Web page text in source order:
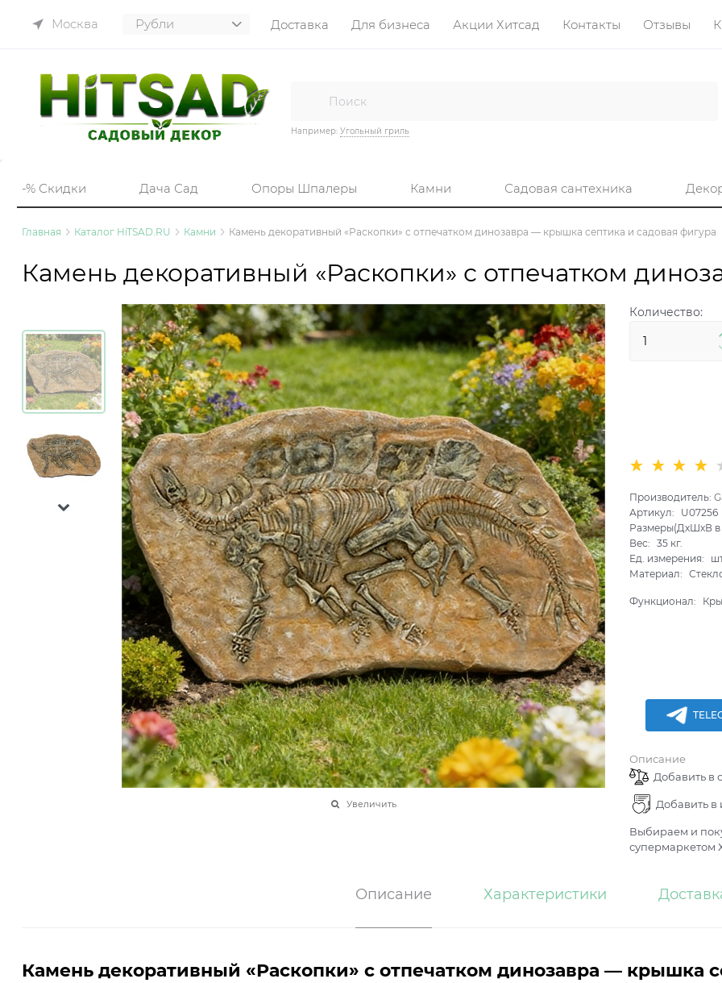
Москва Доставка Для бизнеса Акции Хитсад Контакты Отзывы
Например: Угольный гриль
-% Скидки Дача Сад Опоры Шпалеры Камни Садовая сантехника
Главная Каталог HiTSAD.RU Камни Камень декоративный «Раскопки» с отпечатком динозавра — крышка септика и садовая фигура
Камень декоративный «Раскопки» с отпечатком
Увеличить
Количество:
Производитель:
Артикул:
U07256
Размеры(ДхШхВ в
Вес:
35 кг.
Ед. измерения:
Материал:
Функционал:
Описание
Добавить в
Добавить
Выбираем и
супермаркетом
Описание Характеристики
Камень декоративный «Раскопки» с отпечатком динозавра — крышка